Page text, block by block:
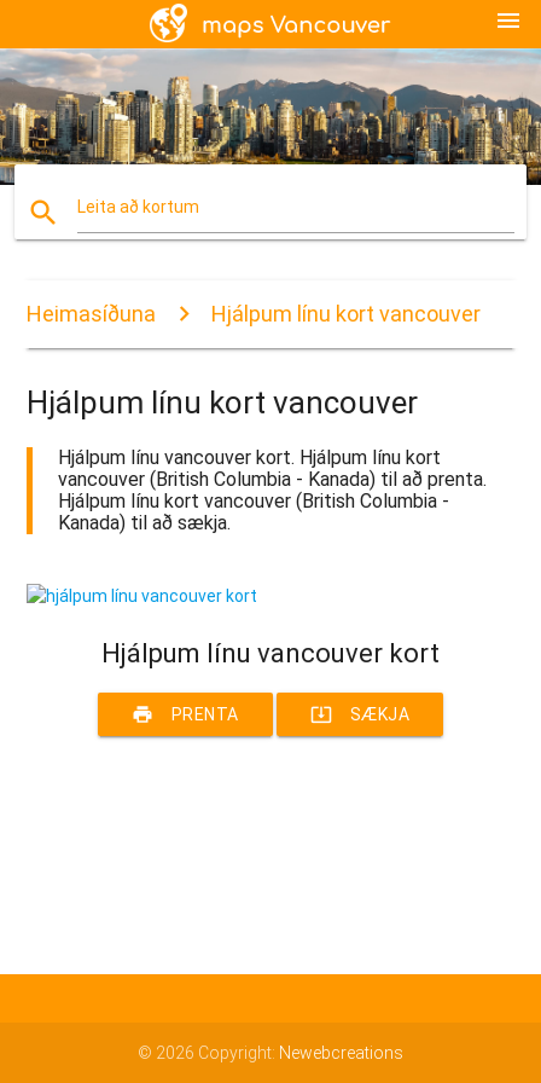
menu
search Leita að kortum
Heimasíðuna Hjálpum línu kort vancouver
Hjálpum línu kort vancouver
Hjálpum línu vancouver kort. Hjálpum línu kort
vancouver (British Columbia - Kanada) til að prenta.
Hjálpum línu kort vancouver (British Columbia -
Kanada) til að sækja.
Hjálpum línu vancouver kort
print PRENTA system_update_alt SÆKJA
© 2026 Copyright: Newebcreations